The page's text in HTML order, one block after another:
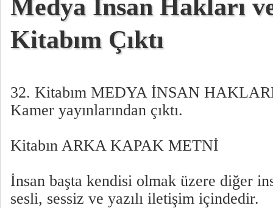
Medya İnsan Hakları
Kitabım Çıktı
32. Kitabım MEDYA İNSAN
Kamer yayınlarından çıktı.
Kitabın ARKA KAPAK METNİ
İnsan başta kendisi olmak üzere diğer
sesli, sessiz ve yazılı iletişim içindedir.